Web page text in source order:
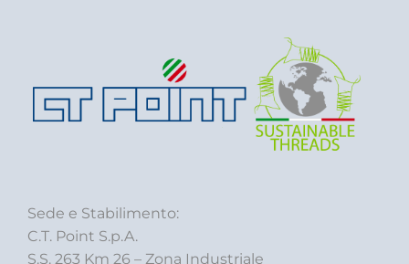
Sede e Stabilimento:
C.T. Point S.p.A.
S.S. 263 Km 26 – Zona Industriale